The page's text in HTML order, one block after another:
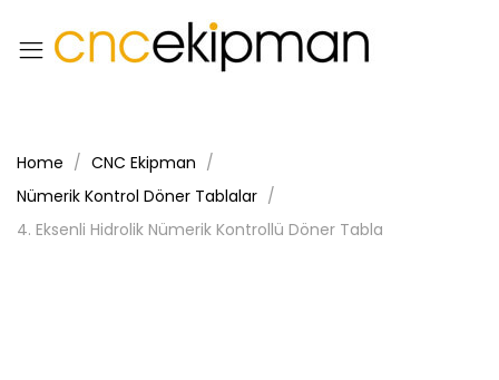
Home
CNC Ekipman
Nümerik Kontrol Döner Tablalar
4. Eksenli Hidrolik Nümerik Kontrollü Döner Tabla